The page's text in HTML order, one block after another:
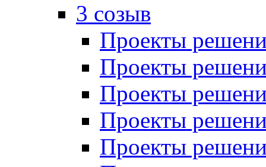
3 созыв
Проекты
Проекты
Проекты
Проекты
Проекты